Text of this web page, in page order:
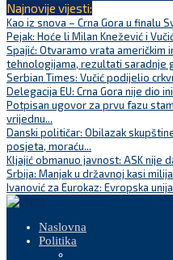
Najnovije vijesti:
Kao iz snova – Crna Gora u finalu
Pejak: Hoće li Milan Knežević i
Spajić: Otvaramo vrata američkim
tehnologijama, rezultati saradnje
Serbian Times: Vučić podijelio
Delegacija EU: Crna Gora nije dio
Potpisan ugovor za prvu fazu
vrijednu...
Danski političar: Obilazak
posjeta, moraću...
Kljajić obmanuo javnost: ASK nije
Srbija: Manjak u državnoj kasi
Ivanović za Eurokaz: Evropska
Naslovna
Politika